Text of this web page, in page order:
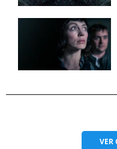
VER